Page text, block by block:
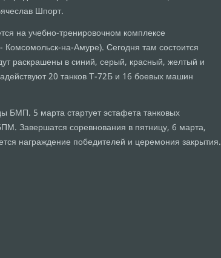
Шпорт.
на учебно-тренировочном комплексе
Комсомольск-на-Амуре). Сегодня там состоится
раскрашены в синий, серый, красный, желтый и
20 танков Т-72Б и 16 боевых машин
БМП. 5 марта стартует эстафета танковых
Завершатся соревнования в пятницу, 6 марта,
награждение победителей и церемония закрытия.